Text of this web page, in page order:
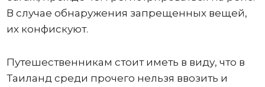
В случае обнаружения запрещенных вещей,
их конфискуют.
Путешественникам стоит иметь в виду, что в
Таиланд среди прочего нельзя ввозить и